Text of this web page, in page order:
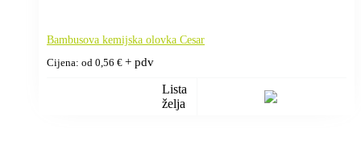
Bambusova kemijska olovka Cesar
Cijena: od 0,56 € + pdv
Lista
želja